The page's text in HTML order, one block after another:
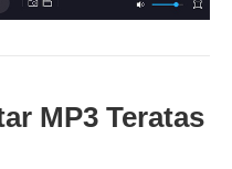
MP3 Teratas